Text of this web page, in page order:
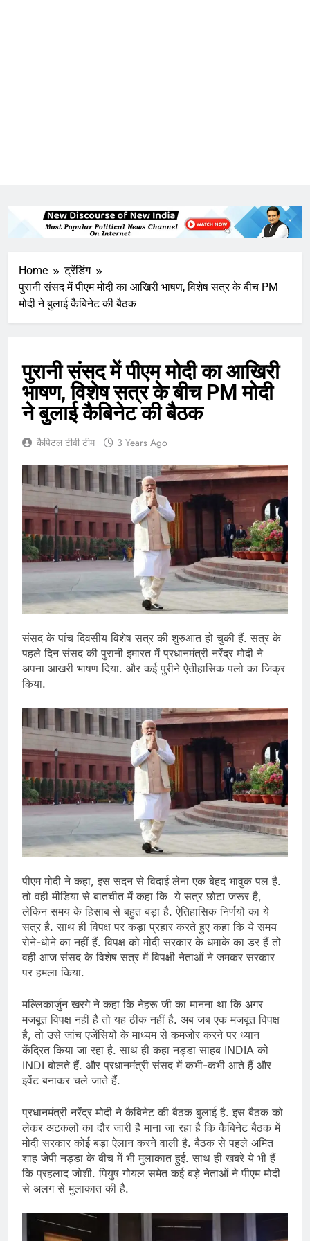
Home
ट्रेंडिंग
पुरानी संसद में पीएम मोदी का आखिरी भाषण, विशेष सत्र के बीच PM
मोदी ने बुलाई कैबिनेट की बैठक
पुरानी संसद में पीएम मोदी का आखिरी
भाषण, विशेष सत्र के बीच PM मोदी
ने बुलाई कैबिनेट की बैठक
कैपिटल टीवी टीम 3 Years Ago
संसद के पांच दिवसीय विशेष सत्र की शुरुआत हो चुकी हैं. सत्र के
पहले दिन संसद की पुरानी इमारत में प्रधानमंत्री नरेंद्र मोदी ने
अपना आखरी भाषण दिया. और कई पुरीने ऐतीहासिक पलो का जिक्र
किया.
पीएम मोदी ने कहा, इस सदन से विदाई लेना एक बेहद भावुक पल है.
तो वही मीडिया से बातचीत में कहा कि ये सत्र छोटा जरूर है,
लेकिन समय के हिसाब से बहुत बड़ा है. ऐतिहासिक निर्णयों का ये
सत्र है. साथ ही विपक्ष पर कड़ा प्रहार करते हुए कहा कि ये समय
रोने-धोने का नहीं हैं. विपक्ष को मोदी सरकार के धमाके का डर हैं तो
वही आज संसद के विशेष सत्र में विपक्षी नेताओं ने जमकर सरकार
पर हमला किया.
मल्लिकार्जुन खरगे ने कहा कि नेहरू जी का मानना था कि अगर
मजबूत विपक्ष नहीं है तो यह ठीक नहीं है. अब जब एक मजबूत विपक्ष
है, तो उसे जांच एजेंसियों के माध्यम से कमजोर करने पर ध्यान
केंद्रित किया जा रहा है. साथ ही कहा नड्डा साहब INDIA को
INDI बोलते हैं. और प्रधानमंत्री संसद में कभी-कभी आते हैं और
इवेंट बनाकर चले जाते हैं.
प्रधानमंत्री नरेंद्र मोदी ने कैबिनेट की बैठक बुलाई है. इस बैठक को
लेकर अटकलों का दौर जारी है माना जा रहा है कि कैबिनेट बैठक में
मोदी सरकार कोई बड़ा ऐलान करने वाली है. बैठक से पहले अमित
शाह जेपी नड्डा के बीच में भी मुलाकात हुई. साथ ही खबरे ये भी हैं
कि प्रहलाद जोशी. पियुष गोयल समेत कई बड़े नेताओं ने पीएम मोदी
से अलग से मुलाकात की है.